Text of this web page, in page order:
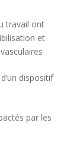
travail ont
et
dispositif
par les